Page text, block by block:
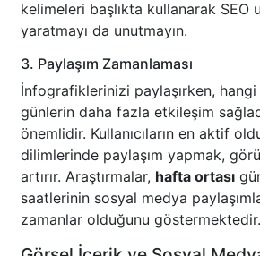
kelimeleri başlıkta kullanarak SEO
yaratmayı da unutmayın.
3. Paylaşım Zamanlaması
İnfografiklerinizi paylaşırken,
günlerin daha fazla etkileşim
önemlidir. Kullanıcıların en aktif
dilimlerinde paylaşım yapmak,
artırır. Araştırmalar, hafta ortası
saatlerinin sosyal medya
zamanlar olduğunu göstermektedir.